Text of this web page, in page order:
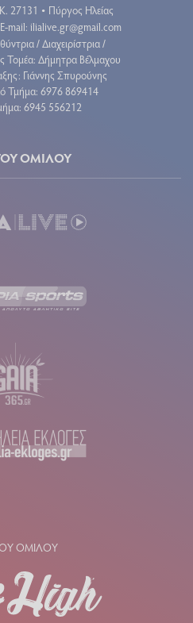
27131 • Πύργος Ηλείας
E-mail: ilialive.gr@gmail.com
/ Διαχειρίστρια /
Τομέα: Δήμητρα Βέλμαχου
Γιάννης Σπυρούνης
Τμήμα: 6976 869414
6945 556212
ΟΜΙΛΟΥ
ΟΜΙΛΟΥ